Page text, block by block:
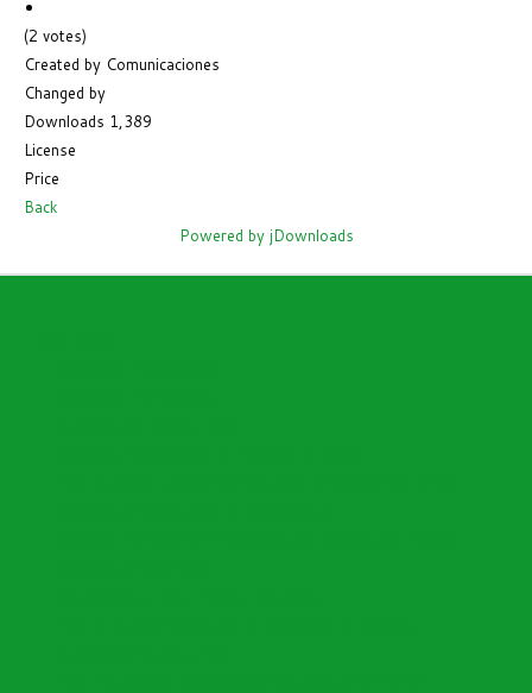
(2 votes)
Created by Comunicaciones
Changed by
Downloads 1,389
License
Price
Back
Powered by jDownloads